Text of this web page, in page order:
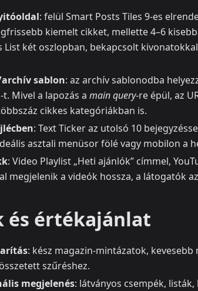
: felül Smart Posts Tiles 9‑es
kiemelt cikket, mellette 4–6
List két oszlopban, bekapcsolt
sablon: az archív sablonodba
‑t. Mivel a lapozás a main query-re épül, az
cikkes kategóriákban is.
: Text Ticker az utolsó 10
asztali menüsor fölé vagy mobilon a
: Video Playlist „Heti ajánlók” címmel,
megjelenik a videók hossza, a látogatók
és értékajánlat
: kész magazin‑mintázatok, kevesebb
szűréshez.
megjelenés: látványos csempék,